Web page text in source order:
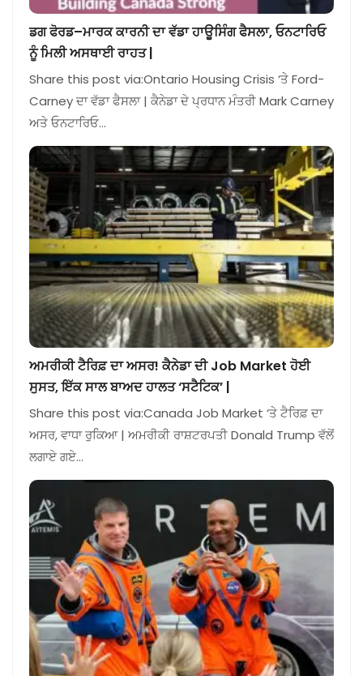
ਡਗ ਫੋਰਡ–ਮਾਰਕ ਕਾਰਨੀ ਦਾ ਵੱਡਾ ਹਾਊਸਿੰਗ ਫੈਸਲਾ, ਓਨਟਾਰਿਓ
ਨੂੰ ਮਿਲੀ ਅਸਥਾਈ ਰਾਹਤ |
Share this post via:Ontario Housing Crisis ‘ਤੇ Ford-
Carney ਦਾ ਵੱਡਾ ਫੈਸਲਾ | ਕੈਨੇਡਾ ਦੇ ਪ੍ਰਧਾਨ ਮੰਤਰੀ Mark Carney
ਅਤੇ ਓਨਟਾਰਿਓ…
ਅਮਰੀਕੀ ਟੈਰਿਫ਼ ਦਾ ਅਸਰ! ਕੈਨੇਡਾ ਦੀ Job Market ਹੋਈ
ਸੁਸਤ, ਇੱਕ ਸਾਲ ਬਾਅਦ ਹਾਲਤ ‘ਸਟੈਟਿਕ’ |
Share this post via:Canada Job Market ‘ਤੇ ਟੈਰਿਫ਼ ਦਾ
ਅਸਰ, ਵਾਧਾ ਰੁਕਿਆ | ਅਮਰੀਕੀ ਰਾਸ਼ਟਰਪਤੀ Donald Trump ਵੱਲੋਂ
ਲਗਾਏ ਗਏ…